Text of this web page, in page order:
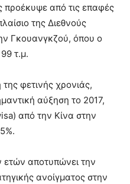
προέκυψε από τις επαφές
της Διεθνούς
Γκουανγκζού, όπου ο
τ.μ.
φετινής χρονιάς,
αύξηση το 2017,
από την Κίνα στην
αποτυπώνει την
ανοίγματος στην